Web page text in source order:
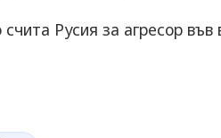
Русия за агресор във